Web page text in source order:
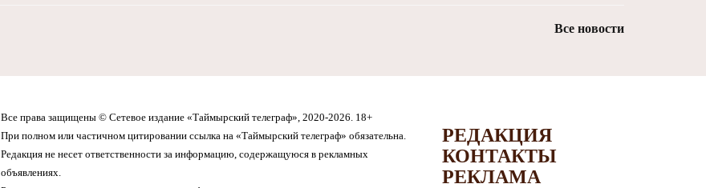
Все новости
Все права защищены © Сетевое издание «Таймырский телеграф», 2020-2026. 18+
При полном или частичном цитировании ссылка на «Таймырский телеграф» обязательна.
Редакция не несет ответственности за информацию, содержащуюся в рекламных
объявлениях.
РЕДАКЦИЯ
КОНТАКТЫ
РЕКЛАМА